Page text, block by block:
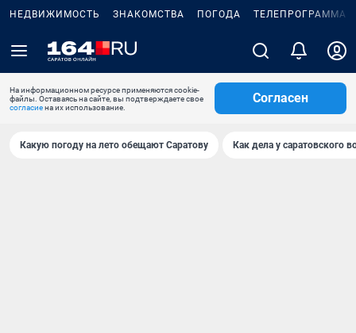
НЕДВИЖИМОСТЬ ЗНАКОМСТВА ПОГОДА ТЕЛЕПРОГРАММА
На информационном ресурсе применяются cookie-
файлы. Оставаясь на сайте, вы подтверждаете свое
согласиена их использование.
Согласен
Какую погоду на лето обещают Саратову Как дела у саратовского